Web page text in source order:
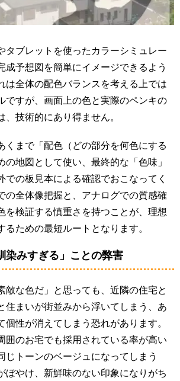
タブレットを使ったカラーシミュレー
成予想図を簡単にイメージできるよう
は全体の配色バランスを考える上では
ですが、画面上の色と実際のペンキの
、技術的にあり得ません。
くまで「配色（どの部分を何色にする
の地図として使い、最終的な「色味」
での板見本による確認でおこなってく
の全体像把握と、アナログでの質感確
を検証する慎重さを持つことが、理想
るための最短ルートとなります。
染みすぎる」ことの弊害
敵な色だ」と思っても、近隣の住宅と
住まいが街並みから浮いてしまう、あ
個性が消えてしまう恐れがあります。
囲のお宅でも採用されている率が高い
じトーンのベージュになってしまう
ぼやけ、新鮮味のない印象になりがち